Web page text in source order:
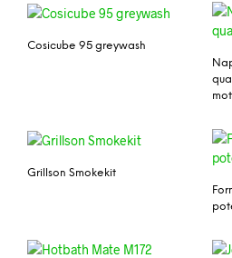
Cosicube 95 greywash
Grillson Smokekit